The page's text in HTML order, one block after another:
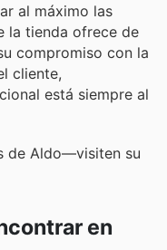
al máximo las
la tienda ofrece de
compromiso con la
cliente,
está siempre al
de Aldo—visiten su
en